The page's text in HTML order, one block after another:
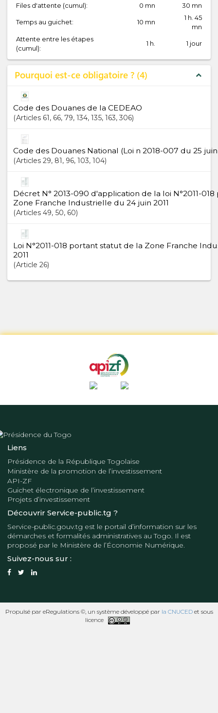
Files d'attente (cumul): 0 mn 30 mn
Temps au guichet: 10 mn
1 h. 45
mn
Attente entre les étapes
(cumul):
1 h. 1 jour
Pourquoi est-ce obligatoire ? 4 expand_less
Code des Douanes de la CEDEAO
Articles 61, 66, 79, 134, 135, 163, 306
Code des Douanes National (Loi n 2018-007 du 25
Articles 29, 81, 96, 103, 104
Décret N° 2013-090 d'application de la loi N°2011-
Zone Franche Industrielle du 24 juin 2011
Articles 49, 50, 60
Loi N°2011-018 portant statut de la Zone Franche
2011
Article 26
Liens
Présidence de la République Togolaise
Ministère de la promotion de l’investissement
API-ZF
Guichet électronique de l’investissement
Projets d’investissement
Découvrir Service-public.tg ?
Service-public.gouv.tg est le portail d’information sur les
démarches et formalités administratives au Togo. Il est
proposé par le Ministère de l’Économie Numérique.
Suivez-nous sur :
Propulsé par eRegulations ©, un système développé par la CNUCEDet sous
licence